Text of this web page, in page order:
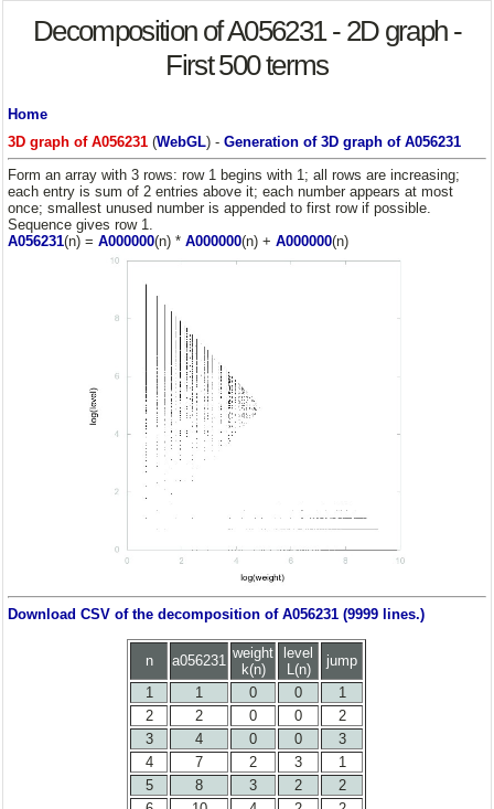
Decomposition of A056231 - 2D graph -
First 500 terms
Home
3D graph of A056231(WebGL) - Generation of 3D graph of A056231
Form an array with 3 rows: row 1 begins with 1; all rows are increasing;
each entry is sum of 2 entries above it; each number appears at most
once; smallest unused number is appended to first row if possible.
Sequence gives row 1.
A056231(n) = A000000(n) * A000000(n) + A000000(n)
Download CSV of the decomposition of A056231 (9999 lines.)
n a056231 weight
k(n)
level
L(n)
jump
1
1 0 0
1
2
2 0 0
2
3
4 0 0
3
4
7 2 3
1
5
8 3 2
2